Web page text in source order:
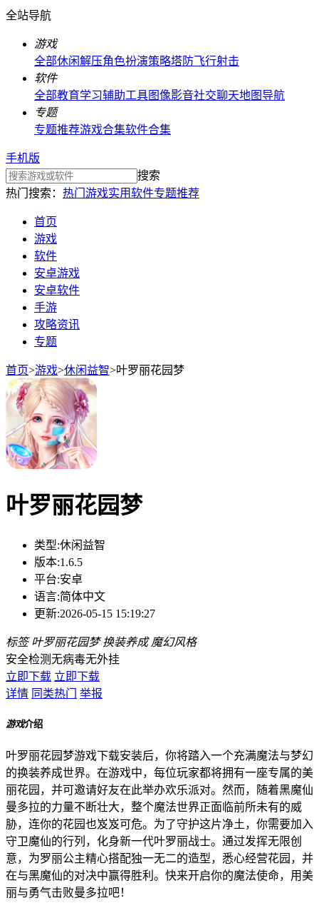
全站导航
游戏
全部休闲解压角色扮演策略塔防飞行射击
软件
全部教育学习辅助工具图像影音社交聊天地图导航
专题
专题推荐游戏合集软件合集
手机版
搜索
热门搜索： 热门游戏实用软件专题推荐
首页
游戏
软件
安卓游戏
安卓软件
手游
攻略资讯
专题
首页>游戏>休闲益智>叶罗丽花园梦
叶罗丽花园梦
类型:休闲益智
版本:1.6.5
平台:安卓
语言:简体中文
更新:2026-05-15 15:19:27
标签 叶罗丽花园梦 换装养成 魔幻风格
安全检测无病毒无外挂
立即下载 立即下载
详情 同类热门 举报
游戏介绍
叶罗丽花园梦游戏下载安装后，你将踏入一个充满魔法与梦幻
的换装养成世界。在游戏中，每位玩家都将拥有一座专属的美
丽花园，并可邀请好友在此举办欢乐派对。然而，随着黑魔仙
曼多拉的力量不断壮大，整个魔法世界正面临前所未有的威
胁，连你的花园也岌岌可危。为了守护这片净土，你需要加入
守卫魔仙的行列，化身新一代叶罗丽战士。通过发挥无限创
意，为罗丽公主精心搭配独一无二的造型，悉心经营花园，并
在与黑魔仙的对决中赢得胜利。快来开启你的魔法使命，用美
丽与勇气击败曼多拉吧！